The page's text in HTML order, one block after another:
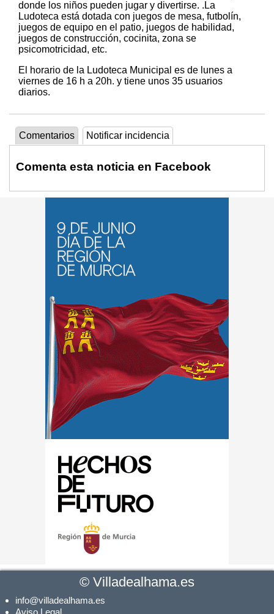
donde los niños pueden jugar y divertirse. .La
Ludoteca está dotada con juegos de mesa, futbolín,
juegos de equipo en el patio, juegos de habilidad,
juegos de construcción, cocinita, zona se
psicomotricidad, etc.
El horario de la Ludoteca Municipal es de lunes a
viernes de 16 h a 20h. y tiene unos 35 usuarios
diarios.
Comentarios Notificar incidencia
Comenta esta noticia en Facebook
© Villadealhama.es
info@villadealhama.es
Aviso Legal